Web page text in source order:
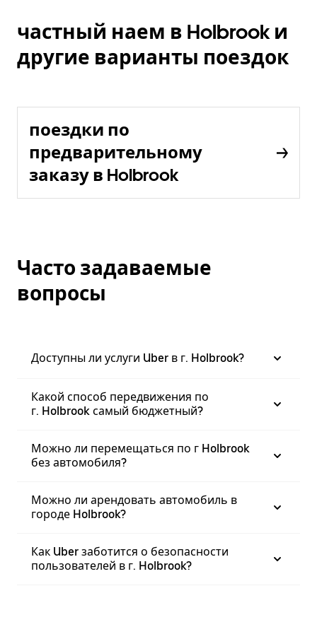
частный наем в Holbrook и
другие варианты поездок
поездки по
предварительному
заказу в Holbrook
Часто задаваемые
вопросы
Доступны ли услуги Uber в г. Holbrook?
Какой способ передвижения по
г. Holbrook самый бюджетный?
Можно ли перемещаться по г Holbrook
без автомобиля?
Можно ли арендовать автомобиль в
городе Holbrook?
Как Uber заботится о безопасности
пользователей в г. Holbrook?